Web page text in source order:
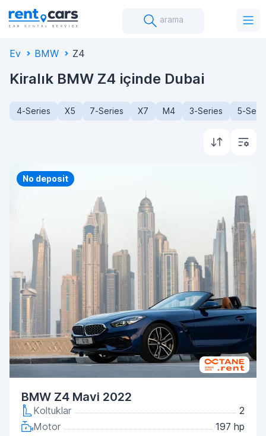
arama
Ev BMW Z4
Kiralık BMW Z4 içinde Dubai
4-Series X5 7-Series X7 M4 3-Series 5-
Priority
No deposit
BMW Z4 Mavi 2022
Koltuklar
2
Motor
197 hp